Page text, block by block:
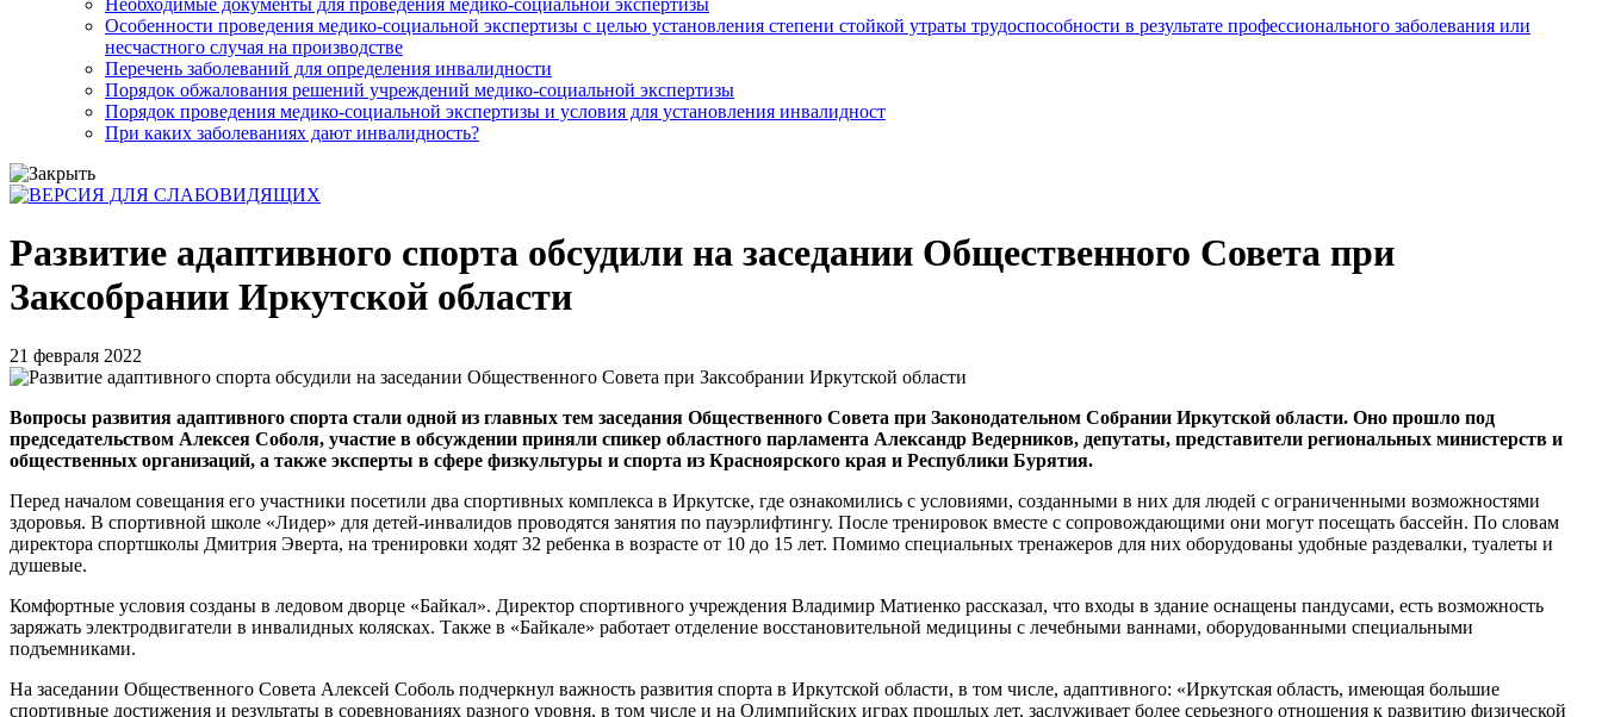
Необходимые документы для проведения медико-социальной экспертизы
Особенности проведения медико-социальной экспертизы с целью установления степени стойкой утраты трудоспособности в результате профессионального заболевания или
несчастного случая на производстве
Перечень заболеваний для определения инвалидности
Порядок обжалования решений учреждений медико-социальной экспертизы
Порядок проведения медико-социальной экспертизы и условия для установления инвалидност
При каких заболеваниях дают инвалидность?
Развитие адаптивного спорта обсудили на заседании Общественного Совета при
Заксобрании Иркутской области
21 февраля 2022
Вопросы развития адаптивного спорта стали одной из главных тем заседания Общественного Совета при Законодательном Собрании Иркутской области. Оно прошло под
председательством Алексея Соболя, участие в обсуждении приняли спикер областного парламента Александр Ведерников, депутаты, представители региональных министерств и
общественных организаций, а также эксперты в сфере физкультуры и спорта из Красноярского края и Республики Бурятия.
Перед началом совещания его участники посетили два спортивных комплекса в Иркутске, где ознакомились с условиями, созданными в них для людей с ограниченными возможностями
здоровья. В спортивной школе «Лидер» для детей-инвалидов проводятся занятия по пауэрлифтингу. После тренировок вместе с сопровождающими они могут посещать бассейн. По словам
директора спортшколы Дмитрия Эверта, на тренировки ходят 32 ребенка в возрасте от 10 до 15 лет. Помимо специальных тренажеров для них оборудованы удобные раздевалки, туалеты и
душевые.
Комфортные условия созданы в ледовом дворце «Байкал». Директор спортивного учреждения Владимир Матиенко рассказал, что входы в здание оснащены пандусами, есть возможность
заряжать электродвигатели в инвалидных колясках. Также в «Байкале» работает отделение восстановительной медицины с лечебными ваннами, оборудованными специальными
подъемниками.
На заседании Общественного Совета Алексей Соболь подчеркнул важность развития спорта в Иркутской области, в том числе, адаптивного: «Иркутская область, имеющая большие
спортивные достижения и результаты в соревнованиях разного уровня, в том числе и на Олимпийских играх прошлых лет, заслуживает более серьезного отношения к развитию физической